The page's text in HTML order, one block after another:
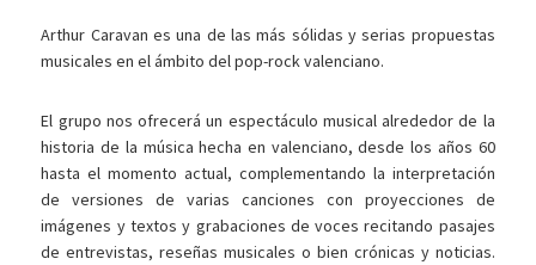
Arthur Caravan es una de las más sólidas y serias propuestas
musicales en el ámbito del pop-rock valenciano.
El grupo nos ofrecerá un espectáculo musical alrededor de la
historia de la música hecha en valenciano, desde los años 60
hasta el momento actual, complementando la interpretación
de versiones de varias canciones con proyecciones de
imágenes y textos y grabaciones de voces recitando pasajes
de entrevistas, reseñas musicales o bien crónicas y noticias.